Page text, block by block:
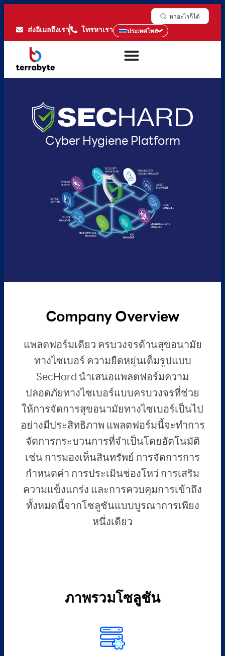
หาอะไรก็ได้
ส่งอีเมลถึงเรา โทรหาเรา ประเทศไทย
Cyber Hygiene Platform
Company Overview
แพลตฟอร์มเดียว ครบวงจรด้านสุขอนามัย
ทางไซเบอร์ ความยืดหยุ่นเต็มรูปแบบ
SecHard นำเสนอแพลตฟอร์มความ
ปลอดภัยทางไซเบอร์แบบครบวงจรที่ช่วย
ให้การจัดการสุขอนามัยทางไซเบอร์เป็นไป
อย่างมีประสิทธิภาพ แพลตฟอร์มนี้จะทำการ
จัดการกระบวนการที่จำเป็นโดยอัตโนมัติ
เช่น การมองเห็นสินทรัพย์ การจัดการการ
กำหนดค่า การประเมินช่องโหว่ การเสริม
ความแข็งแกร่ง และการควบคุมการเข้าถึง
ทั้งหมดนี้จากโซลูชันแบบบูรณาการเพียง
หนึ่งเดียว
ภาพรวมโซลูชัน